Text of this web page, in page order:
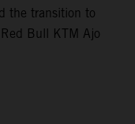
the transition to
Bull KTM Ajo